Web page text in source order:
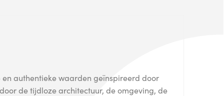
authentieke waarden geïnspireerd door
de tijdloze architectuur, de omgeving, de